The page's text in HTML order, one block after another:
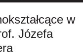
w
Józefa